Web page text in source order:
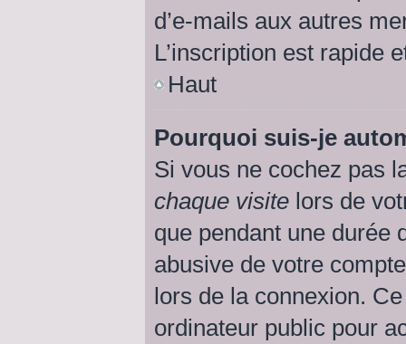
d’e-mails aux autres
L’inscription est rapide
Haut
Pourquoi suis-je
Si vous ne cochez pas
chaque visite lors de
que pendant une durée
abusive de votre
lors de la connexion.
ordinateur public pour